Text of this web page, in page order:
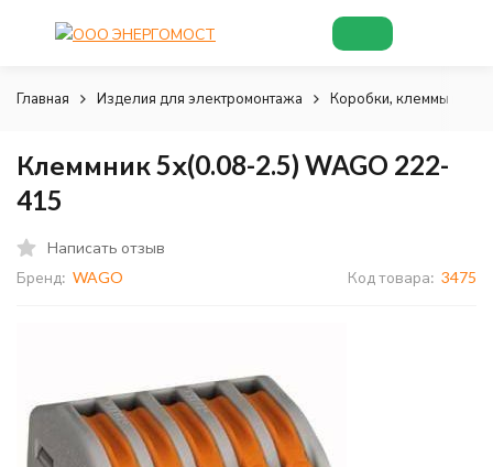
Главная Изделия для электромонтажа Коробки, клеммы и
Клеммник 5х(0.08-2.5) WAGO 222-
415
Написать отзыв
Бренд: WAGO Код товара: 3475